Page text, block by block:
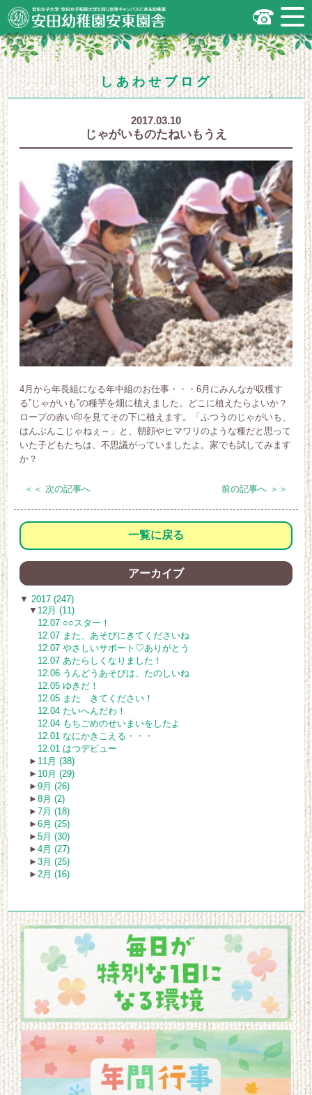
広島市安佐南区の安田幼稚園安東園舎
｜安田女子大学・安田女子短期大学と
同じ安東キャンパスにある幼稚園
.
安田女子大学・安田女子短期大学と同じ
安東キャンパスにある幼稚園
しあわせブログ
2017.03.10
じゃがいものたねいもうえ
4月から年長組になる年中組のお仕事・・・6月にみんなが収穫す
る”じゃがいも”の種芋を畑に植えました。どこに植えたらよいか？
ロープの赤い印を見てその下に植えます。「ふつうのじゃがいも、
はんぶんこじゃねぇ～」と、朝顔やヒマワリのような種だと思って
いた子どもたちは、不思議がっていましたよ。家でも試してみます
か？
＜＜ 次の記事へ 前の記事へ ＞＞
一覧に戻る
アーカイブ
▼ 2017 (247)
▼ 12月 (11)
12.07 ○○スター！
12.07 また、あそびにきてくださいね
12.07 やさしいサポート♡ありがとう
12.07 あたらしくなりました！
12.06 うんどうあそびは、たのしいね
12.05 ゆきだ！
12.05 また きてください！
12.04 たいへんだわ！
12.04 もちごめのせいまいをしたよ
12.01 なにかきこえる・・・
12.01 はつデビュー
► 11月 (38)
► 10月 (29)
► 9月 (26)
► 8月 (2)
► 7月 (18)
► 6月 (25)
► 5月 (30)
► 4月 (27)
► 3月 (25)
► 2月 (16)